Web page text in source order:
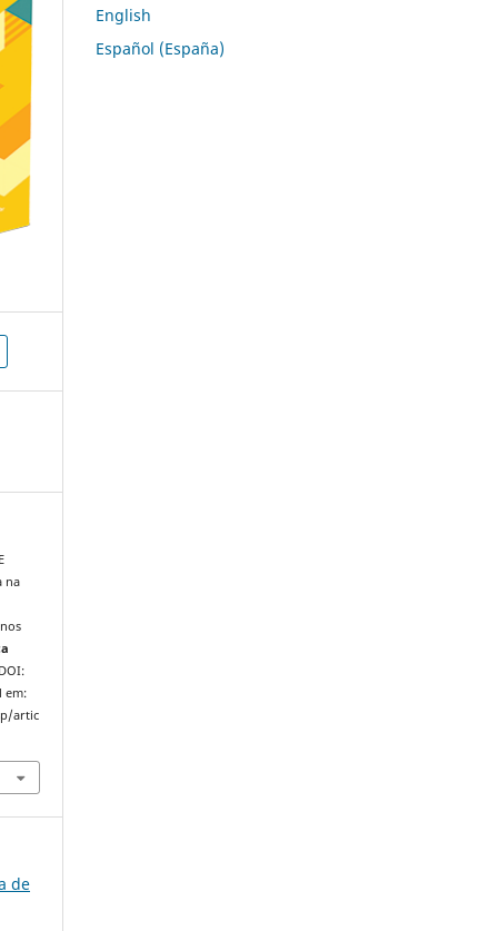
na
em:
artic
de
English
Español (España)